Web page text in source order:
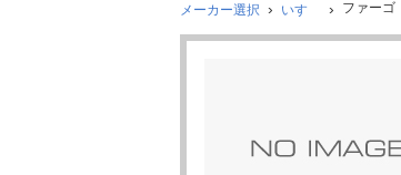
メーカー選択 いすゞ ファーゴ